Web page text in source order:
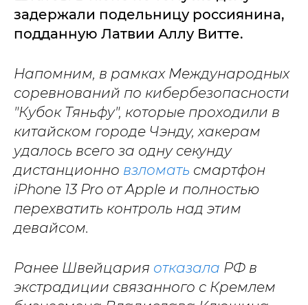
задержали подельницу россиянина,
подданную Латвии Аллу Витте.
Напомним, в рамках Международных
соревнований по кибербезопасности
"Кубок Тяньфу", которые проходили в
китайском городе Чэнду, хакерам
удалось всего за одну секунду
дистанционно взломать смартфон
iPhone 13 Pro от Apple и полностью
перехватить контроль над этим
девайсом.
Ранее Швейцария отказала РФ в
экстрадиции связанного с Кремлем